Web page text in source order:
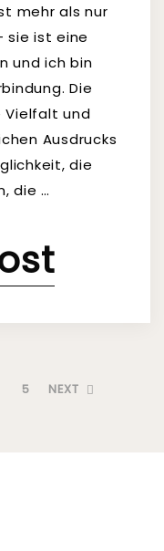
mehr als nur
sie ist eine
und ich bin
Die
Vielfalt und
Ausdrucks
die
die …
5 NEXT